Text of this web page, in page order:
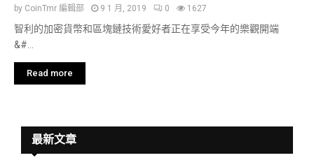
by CoinTmr 編輯部 9 1 月, 2019 0 1627
智利的加密貨幣和區塊鏈技術愛好者正在享受今年的樂觀開端
&#...
Read more
最新文章